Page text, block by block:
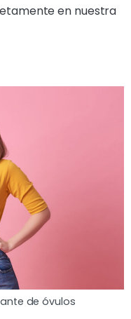
en nuestra
de óvulos